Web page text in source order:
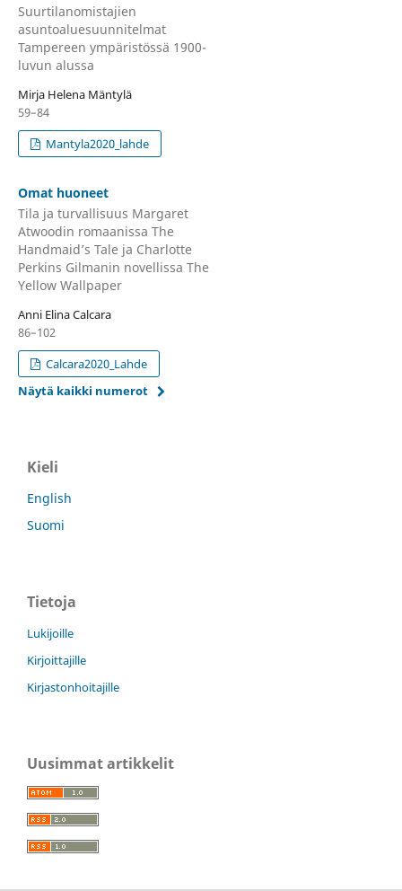
Suurtilanomistajien
asuntoaluesuunnitelmat
Tampereen ympäristössä 1900-
luvun alussa
Mirja Helena Mäntylä
59–84
Mantyla2020_lahde
Omat huoneet
Tila ja turvallisuus Margaret
Atwoodin romaanissa The
Handmaid’s Tale ja Charlotte
Perkins Gilmanin novellissa The
Yellow Wallpaper
Anni Elina Calcara
86–102
Calcara2020_Lahde
Näytä kaikki numerot
Kieli
English
Suomi
Tietoja
Lukijoille
Kirjoittajille
Kirjastonhoitajille
Uusimmat artikkelit